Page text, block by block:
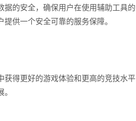
据的安全，确保用户在使用辅助工具的
供一个安全可靠的服务保障。
获得更好的游戏体验和更高的竞技水平